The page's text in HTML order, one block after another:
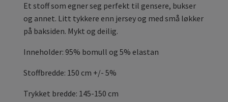
Et stoff som egner seg perfekt til gensere, bukser
og annet. Litt tykkere enn jersey og med små løkker
på baksiden. Mykt og deilig.
Inneholder: 95% bomull og 5% elastan
Stoffbredde: 150 cm +/- 5%
Trykket bredde: 145-150 cm